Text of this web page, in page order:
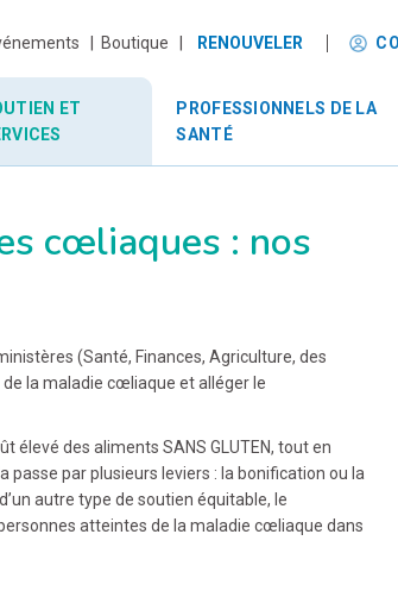
|Boutique | RENOUVELER
ET
PROFESSIONNELS DE LA
SANTÉ
cœliaques : nos
(Santé, Finances, Agriculture, des
la maladie cœliaque et alléger le
élevé des aliments SANS GLUTEN, tout en
par plusieurs leviers : la bonification ou la
autre type de soutien équitable, le
atteintes de la maladie cœliaque dans